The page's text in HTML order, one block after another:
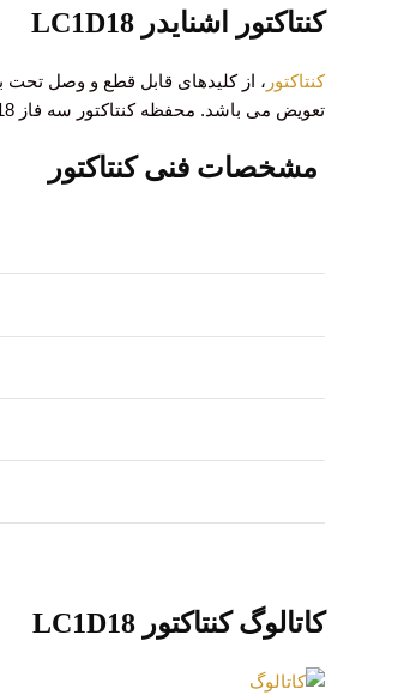
کنتاکتور اشنایدر LC1D18
کنتاکتور ، از کلیدهای قابل قطع و وصل تحت
تعویض می باشد. محفظه کنتاکتور سه فاز LC1D18 مجهزبه شیار جهت نصب بر روی ریل می باشد. کلاس اضافه ولتاژ کنتاکتور اشنایدر سه فاز LC1D18، تیپ III می باشد.
مشخصات فنی کنتاکتور
کاتالوگ کنتاکتور LC1D18